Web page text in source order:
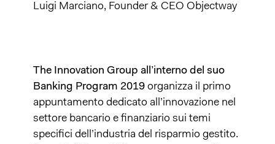
Luigi Marciano, Founder & CEO Objectway
The Innovation Group all’interno del suo
Banking Program 2019 organizza il primo
appuntamento dedicato all’innovazione nel
settore bancario e finanziario sui temi
specifici dell’industria del risparmio gestito.